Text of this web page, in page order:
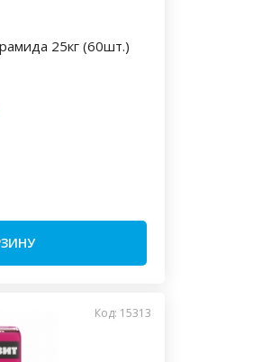
25кг (60шт.)
Код: 15313